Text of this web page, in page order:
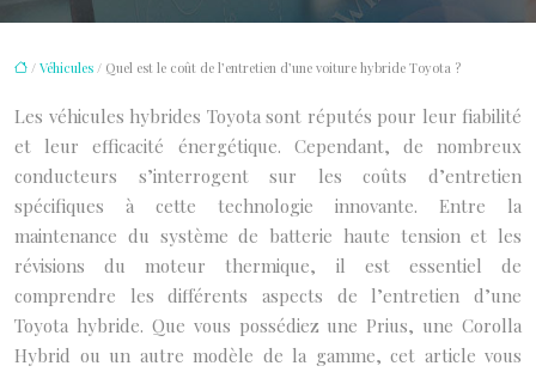
/ Véhicules / Quel est le coût de l’entretien d’une voiture hybride Toyota ?
Les véhicules hybrides Toyota sont réputés pour leur fiabilité
et leur efficacité énergétique. Cependant, de nombreux
conducteurs s’interrogent sur les coûts d’entretien
spécifiques à cette technologie innovante. Entre la
maintenance du système de batterie haute tension et les
révisions du moteur thermique, il est essentiel de
comprendre les différents aspects de l’entretien d’une
Toyota hybride. Que vous possédiez une Prius, une Corolla
Hybrid ou un autre modèle de la gamme, cet article vous